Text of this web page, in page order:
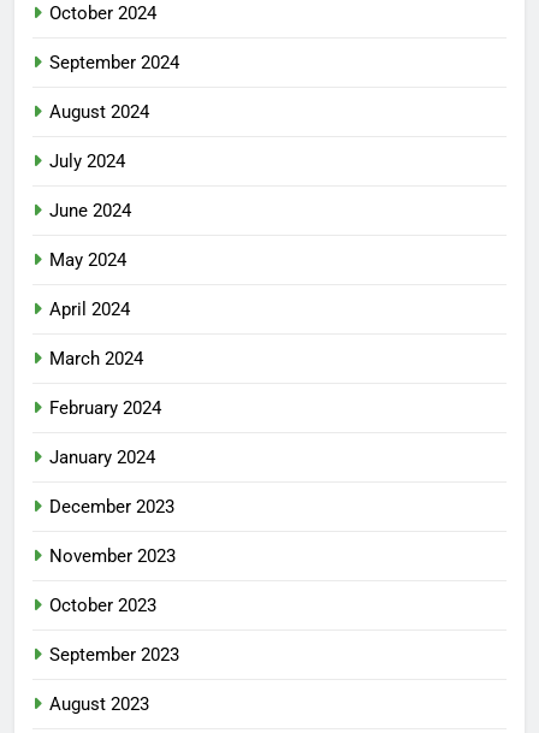
October 2024
September 2024
August 2024
July 2024
June 2024
May 2024
April 2024
March 2024
February 2024
January 2024
December 2023
November 2023
October 2023
September 2023
August 2023